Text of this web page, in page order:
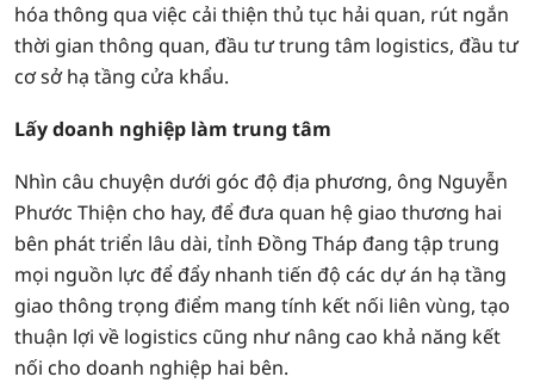
hóa thông qua việc cải thiện thủ tục hải quan, rút ngắn
thời gian thông quan, đầu tư trung tâm logistics, đầu tư
cơ sở hạ tầng cửa khẩu.
Lấy doanh nghiệp làm trung tâm
Nhìn câu chuyện dưới góc độ địa phương, ông Nguyễn
Phước Thiện cho hay, để đưa quan hệ giao thương hai
bên phát triển lâu dài, tỉnh Đồng Tháp đang tập trung
mọi nguồn lực để đẩy nhanh tiến độ các dự án hạ tầng
giao thông trọng điểm mang tính kết nối liên vùng, tạo
thuận lợi về logistics cũng như nâng cao khả năng kết
nối cho doanh nghiệp hai bên.